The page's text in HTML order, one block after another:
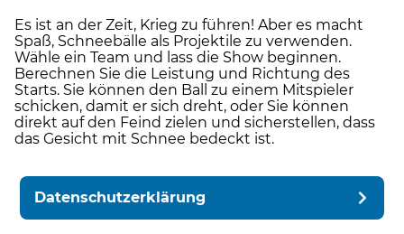
Es ist an der Zeit, Krieg zu führen! Aber es macht
Spaß, Schneebälle als Projektile zu verwenden.
Wähle ein Team und lass die Show beginnen.
Berechnen Sie die Leistung und Richtung des
Starts. Sie können den Ball zu einem Mitspieler
schicken, damit er sich dreht, oder Sie können
direkt auf den Feind zielen und sicherstellen, dass
das Gesicht mit Schnee bedeckt ist.
Datenschutzerklärung